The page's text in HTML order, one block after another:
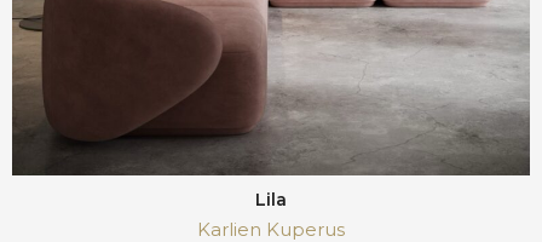
Lila
Karlien Kuperus